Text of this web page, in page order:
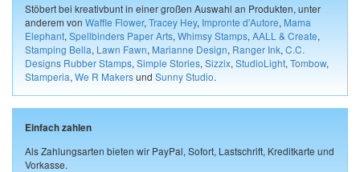
Stöbert bei kreativbunt in einer großen Auswahl an Produkten, unter
anderem von Waffle Flower, Tracey Hey, Impronte d'Autore, Mama
Elephant, Spellbinders Paper Arts, Whimsy Stamps, AALL & Create,
Stamping Bella, Lawn Fawn, Marianne Design, Ranger Ink, C.C.
Designs Rubber Stamps, Simple Stories, Sizzix, StudioLight, Tombow,
Stamperia, We R Makersund Sunny Studio.
Einfach zahlen
Als Zahlungsarten bieten wir PayPal, Sofort, Lastschrift, Kreditkarte und
Vorkasse.